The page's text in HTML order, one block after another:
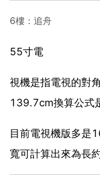
6樓：追舟
55寸電
視機是指電視的對
139.7cm換算公式
目前電視機版多是
寬可計算出來為長